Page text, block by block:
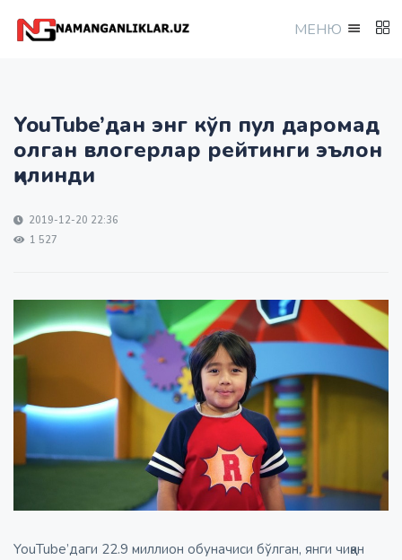
МEНЮ
YouTube’дан энг кўп пул даромад
олган влогерлар рейтинги эълон
қилинди
2019-12-20 22:36
1 527
YouTube’даги 22.9 миллион обуначиси бўлган, янги чиққан